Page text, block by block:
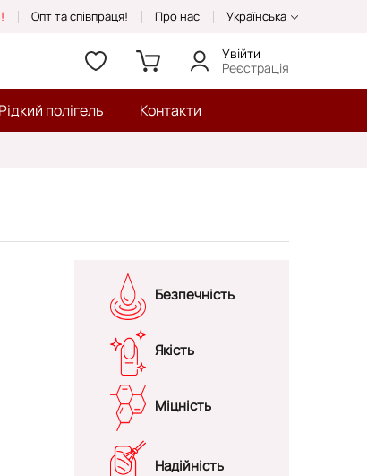
Опт та співпраця! Про нас Українська
Увійти
Реєстрація
Рідкий полігель Контакти
Безпечність
Якість
Міцність
Надійність